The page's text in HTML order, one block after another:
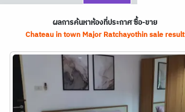
ผลการค้นหาห้องที่ประกาศ ซื้อ-ขาย
Chateau in town Major Ratchayothin sale result